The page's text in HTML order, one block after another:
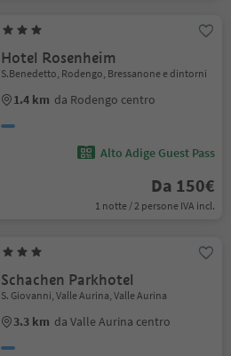
Hotel Rosenheim
S.Benedetto, Rodengo, Bressanone e dintorni
1.4 km da Rodengo centro
Alto Adige Guest Pass
Da 150€
1 notte / 2 persone IVA incl.
Schachen Parkhotel
S. Giovanni, Valle Aurina, Valle Aurina
3.3 km da Valle Aurina centro